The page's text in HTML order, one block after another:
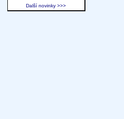
Další novinky >>>